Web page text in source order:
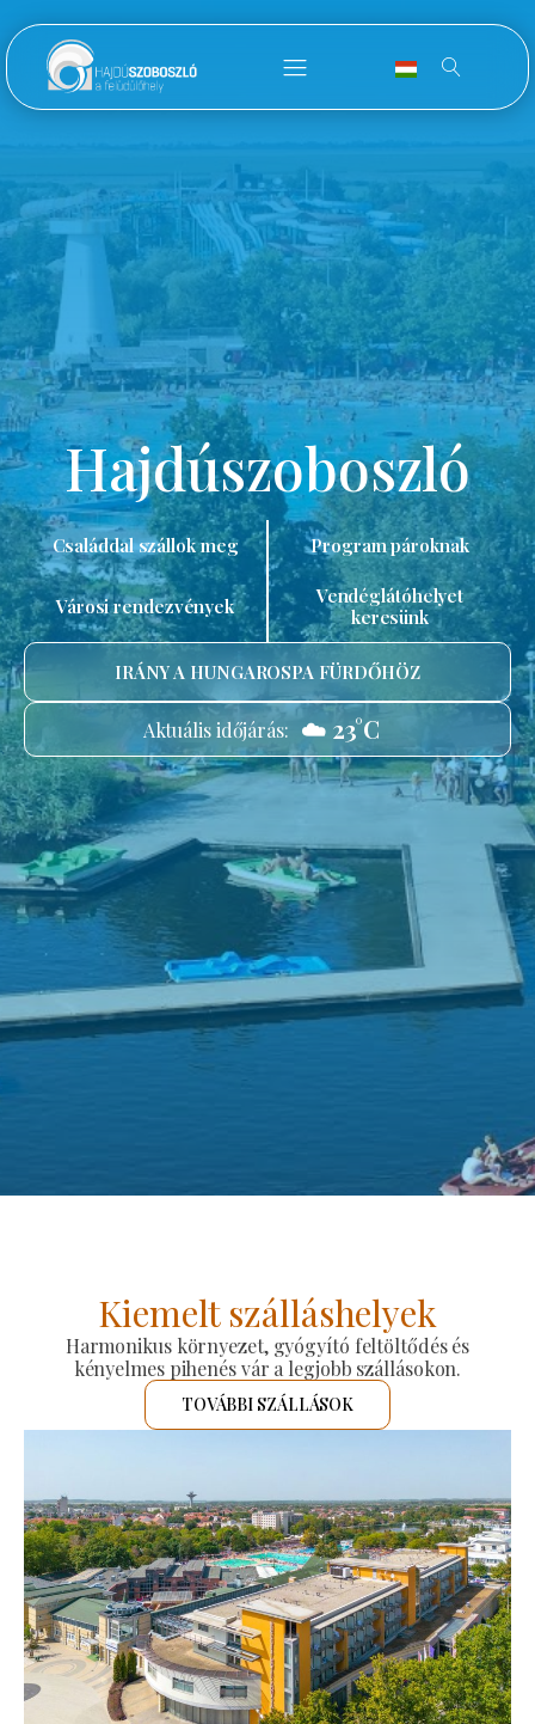
Hajdúszoboszló
Családdal szállok meg Program pároknak
Városi rendezvények
Vendéglátóhelyet
keresünk
IRÁNY A HUNGAROSPA FÜRDŐHÖZ
Aktuális időjárás: ☁️ 23°C
Kiemelt szálláshelyek
Harmonikus környezet, gyógyító feltöltődés és
kényelmes pihenés vár a legjobb szállásokon.
TOVÁBBI SZÁLLÁSOK